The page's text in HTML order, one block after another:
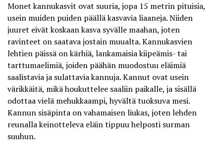
Monet kannukasvit ovat suuria, jopa 15 metrin pituisia,
usein muiden puiden päällä kasvavia liaaneja. Niiden
juuret eivät koskaan kasva syvälle maahan, joten
ravinteet on saatava jostain muualta. Kannukasvien
lehtien päissä on kärhiä, lankamaisia kiipeämis- tai
tarttumaelimiä, joiden päähän muodostuu eläimiä
saalistavia ja sulattavia kannuja. Kannut ovat usein
värikkäitä, mikä houkuttelee saaliin paikalle, ja sisällä
odottaa vielä mehukkaampi, hyvältä tuoksuva mesi.
Kannun sisäpinta on vahamaisen liukas, joten lehden
reunalla keinotteleva eläin tippuu helposti surman
suuhun.